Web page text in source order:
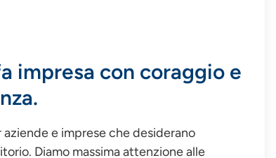
impresa con coraggio e
e imprese che desiderano
Diamo massima attenzione alle